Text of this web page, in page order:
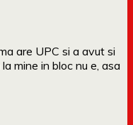
are UPC si a avut si
mine in bloc nu e, asa